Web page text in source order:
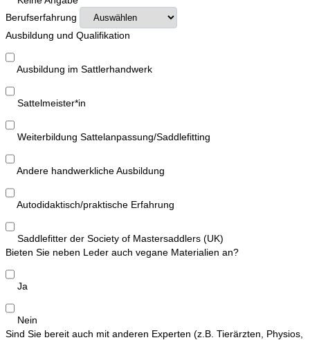
Berufserfahrung
Ausbildung und Qualifikation
Ausbildung im Sattlerhandwerk
Sattelmeister*in
Weiterbildung Sattelanpassung/Saddlefitting
Andere handwerkliche Ausbildung
Autodidaktisch/praktische Erfahrung
Saddlefitter der Society of Mastersaddlers (UK)
Bieten Sie neben Leder auch vegane Materialien an?
Ja
Nein
Sind Sie bereit auch mit anderen Experten (z.B. Tierärzten, Physios,